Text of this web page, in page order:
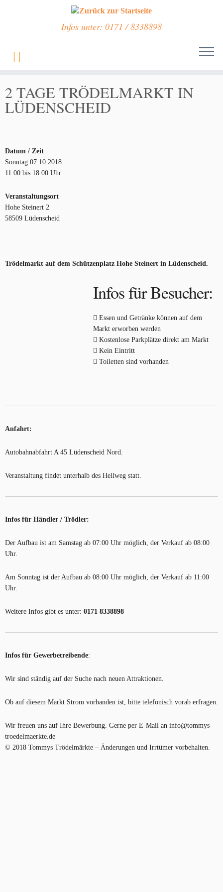
Infos unter: 0171 / 8338898
2 TAGE TRÖDELMARKT IN
LÜDENSCHEID
Datum / Zeit
Sonntag 07.10.2018
11:00 bis 18:00 Uhr
Veranstaltungsort
Hohe Steinert 2
58509 Lüdenscheid
Trödelmarkt auf dem Schützenplatz Hohe Steinert in Lüdenscheid.
Infos für Besucher:
Essen und Getränke können auf dem
Markt erworben werden
Kostenlose Parkplätze direkt am Markt
Kein Eintritt
Toiletten sind vorhanden
Anfahrt:
Autobahnabfahrt A 45 Lüdenscheid Nord.
Veranstaltung findet unterhalb des Hellweg statt.
Infos für Händler / Trödler:
Der Aufbau ist am Samstag ab 07:00 Uhr möglich, der Verkauf ab 08:00
Uhr.
Am Sonntag ist der Aufbau ab 08:00 Uhr möglich, der Verkauf ab 11:00
Uhr.
Weitere Infos gibt es unter: 0171 8338898
Infos für Gewerbetreibende:
Wir sind ständig auf der Suche nach neuen Attraktionen.
Ob auf diesem Markt Strom vorhanden ist, bitte telefonisch vorab erfragen.
Wir freuen uns auf Ihre Bewerbung. Gerne per E-Mail an info@tommys-
troedelmaerkte.de
© 2018 Tommys Trödelmärkte – Änderungen und Irrtümer vorbehalten.